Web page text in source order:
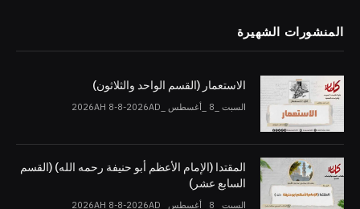
المنشورات الشهيرة
الاستعمار (القسم الواحد والثلاثون)
السبت _8 _أغسطس _2026AH 8-8-2026AD
المقتدا (الإمام الأعظم أبو حنيفة رحمه الله) (القسم
السابع عشر)
السبت _8 _أغسطس _2026AH 8-8-2026AD